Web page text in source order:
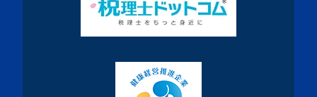
・2019年12月(7記事)
・2019年11月(7記事)
・2019年10月(10記事)
・2019年9月(7記事)